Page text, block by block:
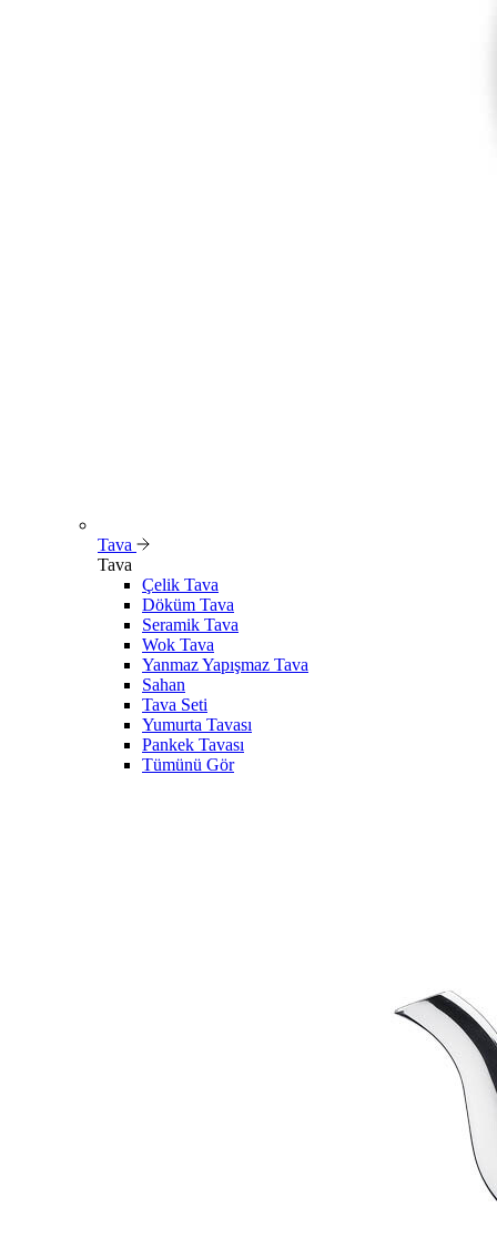
Tava
Tava
Çelik Tava
Döküm Tava
Seramik Tava
Wok Tava
Yanmaz Yapışmaz Tava
Sahan
Tava Seti
Yumurta Tavası
Pankek Tavası
Tümünü Gör